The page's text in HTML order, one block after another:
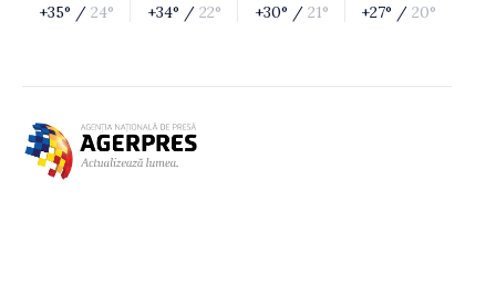
+35° / 24° +34° / 22° +30° / 21° +27° / 20°